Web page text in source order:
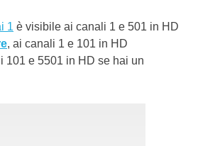
1 è visibile ai canali 1 e 501 in HD
, ai canali 1 e 101 in HD
101 e 5501 in HD se hai un